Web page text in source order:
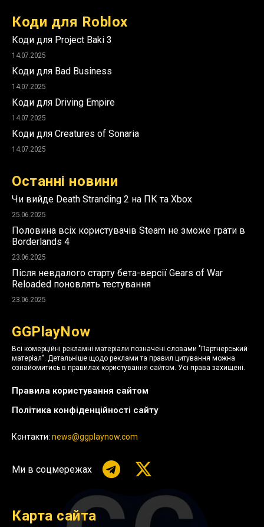
Коди для Roblox
Коди для Project Baki 3
14.07.2025
Коди для Bad Business
14.07.2025
Коди для Driving Empire
14.07.2025
Коди для Creatures of Sonaria
14.07.2025
Останні новини
Чи вийде Death Stranding 2 на ПК та Xbox
25.06.2025
Половина всіх користувачів Steam не зможе грати в
Borderlands 4
23.06.2025
Після невдалого старту бета-версії Gears of War
Reloaded поновлять тестування
23.06.2025
GGPlayNow
Всі комерційні рекламні матеріали позначені словами "Партнерський
матеріал". Детальніше щодо реклами та правил цитування можна
ознайомитись в правилах користування сайтом. Усі права захищені.
Правила користування сайтом
Політика конфіденційності сайту
Контакти: news@ggplaynow.com
Ми в соцмережах
Карта сайта